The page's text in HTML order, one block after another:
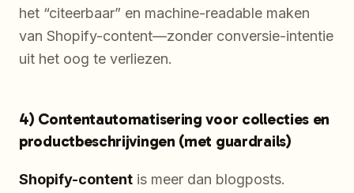
het “citeerbaar” en machine-readable maken
van Shopify-content—zonder conversie-intentie
uit het oog te verliezen.
4) Contentautomatisering voor collecties en
productbeschrijvingen (met guardrails)
Shopify-content is meer dan blogposts.